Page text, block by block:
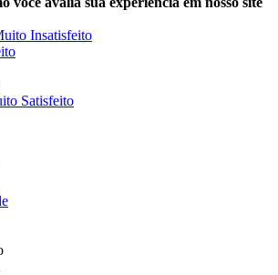
Insatisfeito
Satisfeito